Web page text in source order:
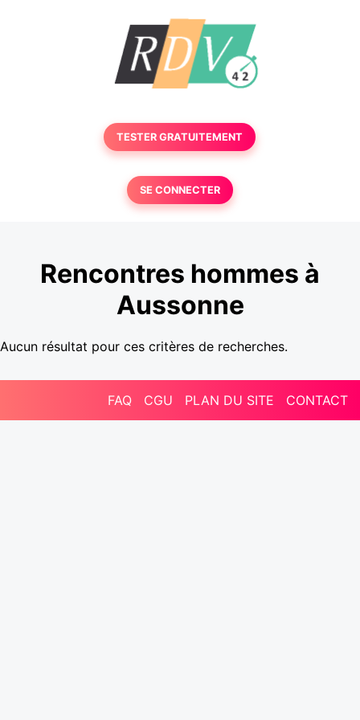
TESTER GRATUITEMENT
SE CONNECTER
Rencontres hommes à
Aussonne
Aucun résultat pour ces critères de recherches.
FAQ CGU PLAN DU SITE CONTACT